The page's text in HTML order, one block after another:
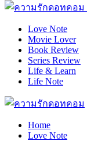
Love Note
Movie Lover
Book Review
Series Review
Life & Learn
Life Note
Home
Love Note